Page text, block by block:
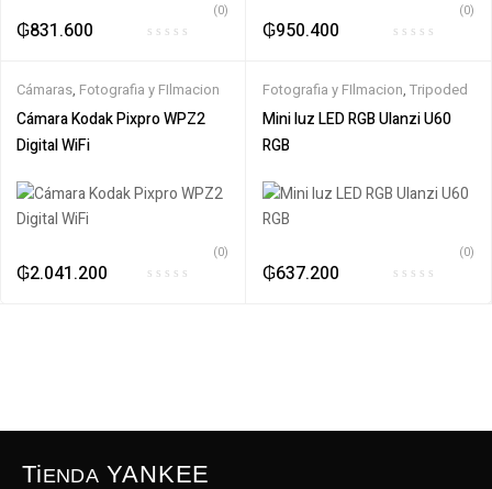
₲831.600
(0)
₲950.400
(0)
Cámaras, Fotografia y FIlmacion
Cámara Kodak Pixpro WPZ2
Digital WiFi
₲2.041.200
(0)
Fotografia y FIlmacion, Tripoded
Mini luz LED RGB Ulanzi U60
RGB
₲637.200
(0)
TiENDA YANKEE